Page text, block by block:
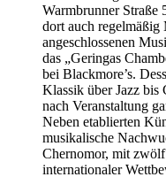
Warmbrunner Straße
dort auch regelmäßig
angeschlossenen
das „Geringas
bei Blackmore’s.
Klassik über Jazz bis
nach Veranstaltung
Neben etablierten
musikalische
Chernomor, mit zwölf
internationaler